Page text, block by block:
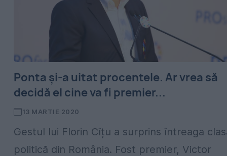
Ponta și-a uitat procentele. Ar vrea să
decidă el cine va fi premier...
13 MARTIE 2020
Gestul lui Florin Cîțu a surprins întreaga
politică din România. Fost premier, Victor